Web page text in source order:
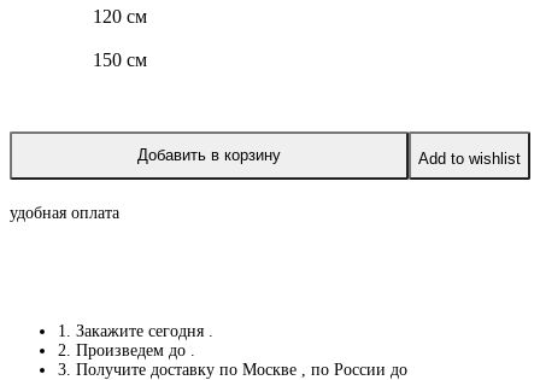
120 см
150 см
Добавить в корзину Add to wishlist
удобная оплата
1. Закажите сегодня
2. Произведем до
3. Получите доставку по Москве
, по России до